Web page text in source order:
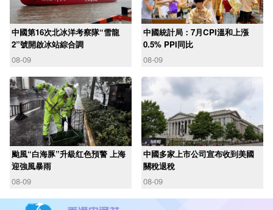
中國第16次北冰洋考察隊“雪龍
2”號開啟冰站綜合調
08-09
中國統計局：7月CPI溫和上漲
0.5% PPI同比
08-09
颱風“白海豚”升級红色預警 上海
迎強風暴雨
08-09
中國多家上市公司宣布收到美國
關稅退稅
08-09